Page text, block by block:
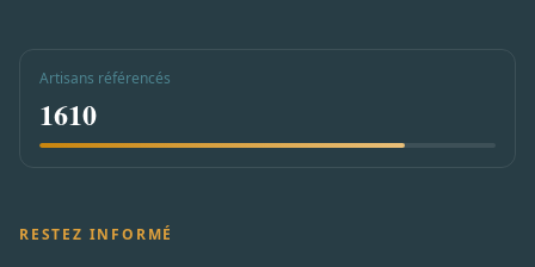
Artisans référencés
1610
RESTEZ INFORMÉ